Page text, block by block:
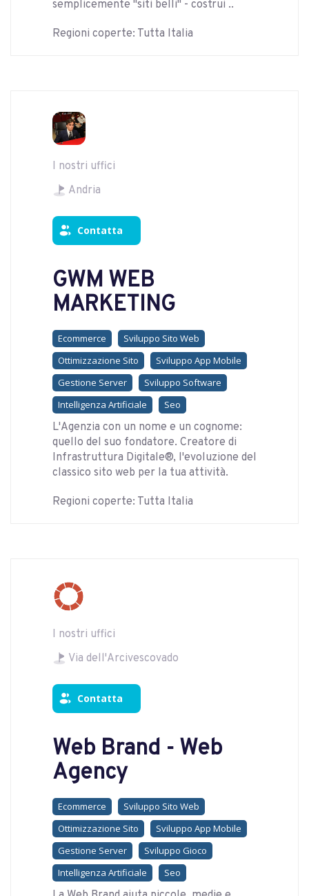
semplicemente "siti belli" - costrui ..
Regioni coperte: Tutta Italia
I nostri uffici
Andria
Contatta
GWM WEB
MARKETING
Ecommerce
Sviluppo Sito Web
Ottimizzazione Sito
Sviluppo App Mobile
Gestione Server
Sviluppo Software
Intelligenza Artificiale
Seo
L'Agenzia con un nome e un cognome:
quello del suo fondatore. Creatore di
Infrastruttura Digitale®, l'evoluzione del
classico sito web per la tua attività.
Regioni coperte: Tutta Italia
I nostri uffici
Via dell'Arcivescovado
Contatta
Web Brand - Web
Agency
Ecommerce
Sviluppo Sito Web
Ottimizzazione Sito
Sviluppo App Mobile
Gestione Server
Sviluppo Gioco
Intelligenza Artificiale
Seo